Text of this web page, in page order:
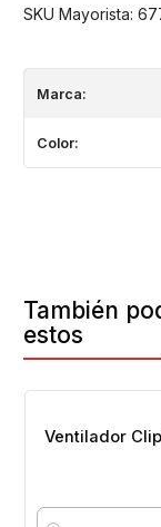
SKU Mayorista:
Marca:
Color:
También
estos
Ventilador